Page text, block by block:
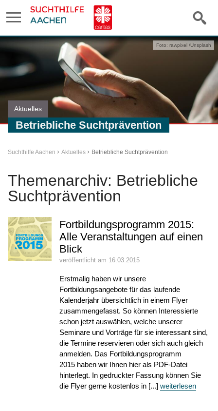
Aktuelles
Betriebliche Suchtprävention
Foto: rawpixel /Unsplash
Suchthilfe Aachen Aktuelles Betriebliche Suchtprävention
Themenarchiv: Betriebliche
Suchtprävention
Fortbildungsprogramm 2015:
Alle Veranstaltungen auf einen
Blick
veröffentlicht am 16.03.2015
Erstmalig haben wir unsere
Fortbildungsangebote für das laufende
Kalenderjahr übersichtlich in einem Flyer
zusammengefasst. So können Interessierte
schon jetzt auswählen, welche unserer
Seminare und Vorträge für sie interessant sind,
die Termine reservieren oder sich auch gleich
anmelden. Das Fortbildungsprogramm
2015 haben wir Ihnen hier als PDF-Datei
hinterlegt. In gedruckter Fassung können Sie
die Flyer gerne kostenlos in [...] weiterlesen